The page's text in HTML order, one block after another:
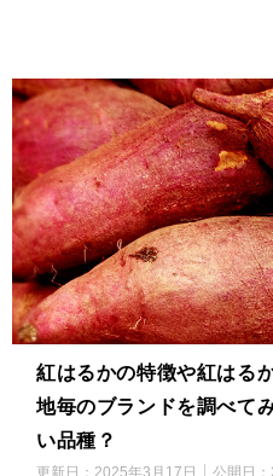
紅はるかの特徴や紅はる
地毎のブランドを調べて
い品種？
更新日： 2025年3月17日 公開日：